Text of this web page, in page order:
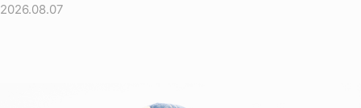
2026.08.07